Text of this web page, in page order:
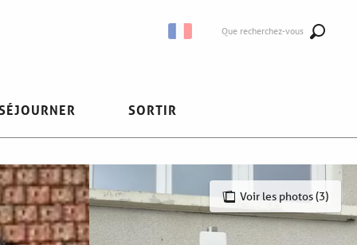
Que recherchez-vous
SORTIR
Voir les photos (3)